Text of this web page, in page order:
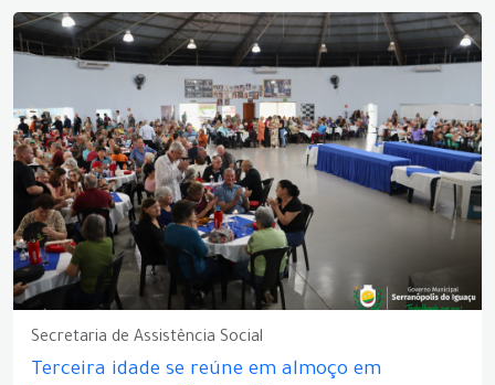
Secretaria de Assistência Social
Terceira idade se reúne em almoço em